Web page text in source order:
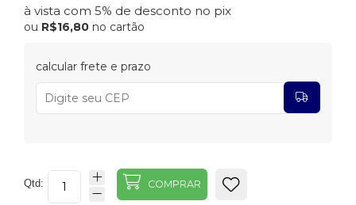
à vista com 5% de desconto no pix
ou R$16,80 no cartão
calcular frete e prazo
Qtd: COMPRAR